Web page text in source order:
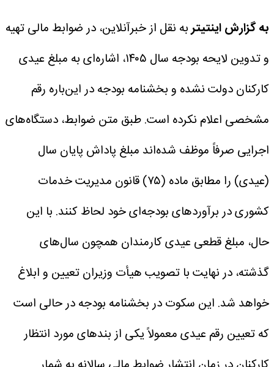
به گزارش اینتیتربه نقل از خبرآنلاین، در ضوابط مالی تهیه
و تدوین لایحه بودجه سال ۱۴۰۵، اشاره‌ای به مبلغ عیدی
کارکنان دولت نشده و بخشنامه بودجه در این‌باره رقم
مشخصی اعلام نکرده است.طبق متن ضوابط، دستگاه‌های
اجرایی صرفاً موظف شده‌اند مبلغ پاداش پایان سال
(عیدی) را مطابق ماده (۷۵) قانون مدیریت خدمات
کشوری در برآوردهای بودجه‌ای خود لحاظ کنند. با این
حال، مبلغ قطعی عیدی کارمندان همچون سال‌های
گذشته، در نهایت با تصویب هیأت وزیران تعیین و ابلاغ
خواهد شد. این سکوت در بخشنامه بودجه در حالی است
که تعیین رقم عیدی معمولاً یکی از بندهای مورد انتظار